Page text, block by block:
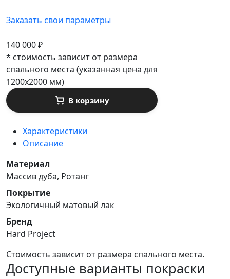
Заказать свои параметры
140 000₽
* стоимость зависит от размера
спального места (указанная цена для
1200х2000 мм)
В корзину
Характеристики
Описание
Материал
Массив дуба, Ротанг
Покрытие
Экологичный матовый лак
Бренд
Hard Project
Стоимость зависит от размера спального места.
Доступные варианты покраски